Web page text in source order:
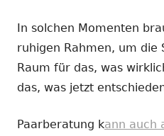
In solchen Momenten
ruhigen Rahmen, um die
Raum für das, was
das, was jetzt
Paarberatung kann auch